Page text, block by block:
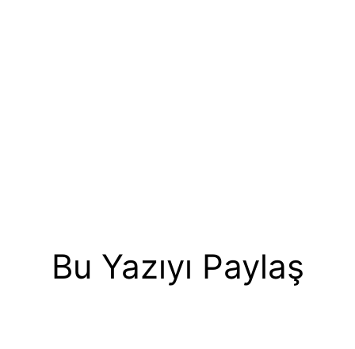
Bu Yazıyı Paylaş